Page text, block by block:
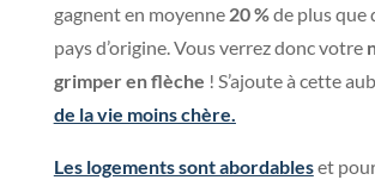
gagnent en moyenne 20 %de plus que
pays d’origine. Vous verrez donc votre
grimper en flèche ! S’ajoute à cette
de la vie moins chère.
Les logements sont abordableset